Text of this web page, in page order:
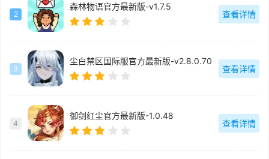
2
森林物语官方最新版-v1.7.5
查看详情
3
尘白禁区国际服官方最新版-v2.8.0.70
查看详情
4
御剑红尘官方最新版-1.0.48
查看详情